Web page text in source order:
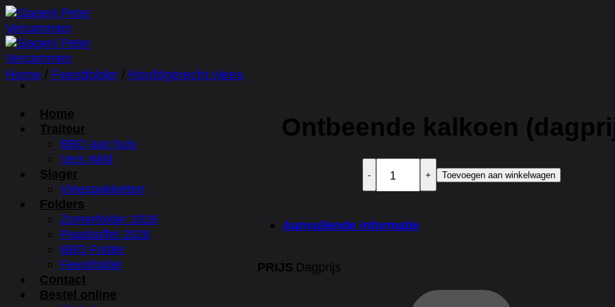
Ga
naar
inhoud
Home
Traiteur
BBQ aan huis
Vers Wild
Slager
Vleespakketten
Folders
Zomerfolder 2026
Paasbuffet 2026
BBQ Folder
Feestfolder
Contact
Bestel online
Home / Feestfolder / Hoofdgerecht vlees
Ontbeende kalkoen
kalkoen
(dagprijs)
Toevoegen aan winkelwagen
Aanvullende informatie
PRIJS Dagprijs